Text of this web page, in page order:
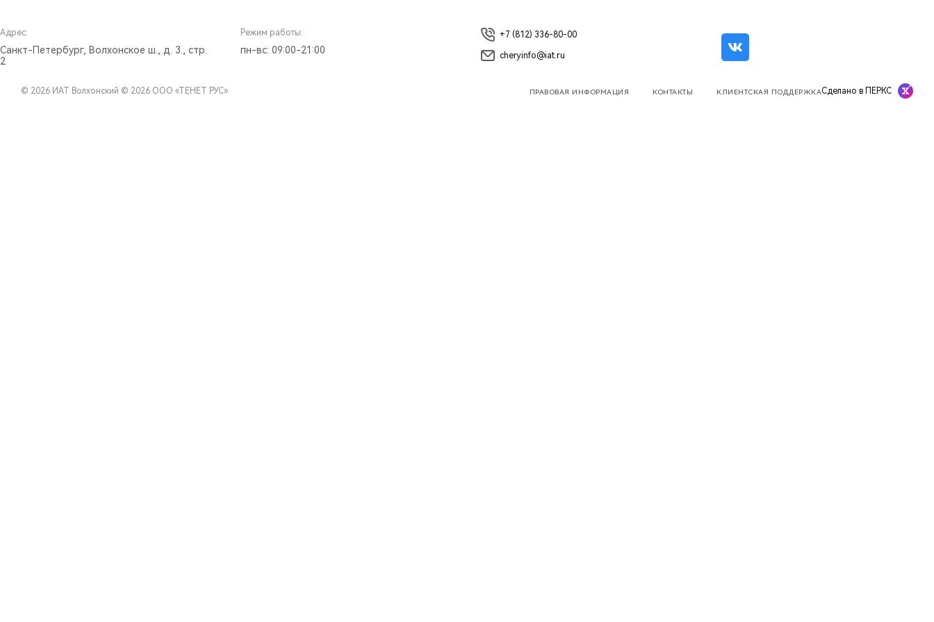
Адрес:
Санкт-Петербург, Волхонское ш., д. 3., стр.
2
Режим работы:
пн-вс: 09:00-21:00
+7 (812) 336-80-00
cheryinfo@iat.ru
© 2026 ИАТ Волхонский © 2026 ООО «ТЕНЕТ РУС» ПРАВОВАЯ ИНФОРМАЦИЯ КОНТАКТЫ КЛИЕНТСКАЯ ПОДДЕРЖКАСделано в ПЕРКС